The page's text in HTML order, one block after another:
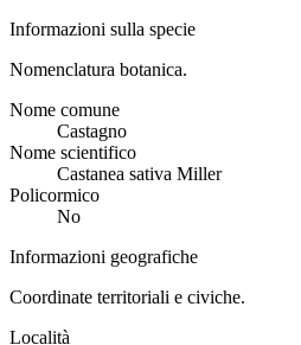
Informazioni sulla specie
Nomenclatura botanica.
Nome comune
Castagno
Nome scientifico
Castanea sativa Miller
Policormico
No
Informazioni geografiche
Coordinate territoriali e civiche.
Località